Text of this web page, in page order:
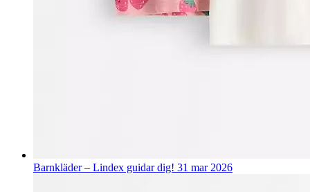
Barnkläder – Lindex guidar dig! 31 mar 2026